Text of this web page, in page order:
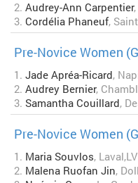
2. Audrey-Ann Carpentier
3. Cordélia Phaneuf,
Pre-Novice Women
1. Jade Apréa-Ricard,
2. Audrey Bernier,
3. Samantha Couillard,
Pre-Novice Women
1. Maria Souvlos, Laval,LV
2. Malena Ruofan Jin,